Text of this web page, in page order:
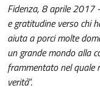
Fidenza, 8 aprile 2017
e gratitudine verso chi
aiuta a porci molte
un grande mondo alla
frammentato nel quale
verità”.